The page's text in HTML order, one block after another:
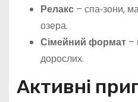
Релакс– спа‑зони,
озера.
Сімейний формат–
дорослих.
Активні